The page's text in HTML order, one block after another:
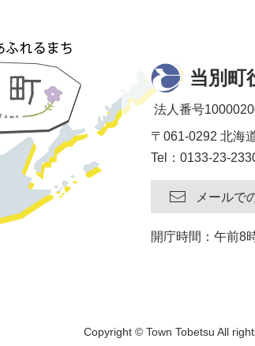
当別町
法人番号
〒061-0292 北海
Tel：0133-23-
メールで
開庁時間：午前8
Copyright © Town Tobetsu All